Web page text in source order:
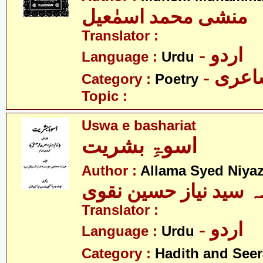
منشی محمد اسمٰعیل
Translator :
Language : Urdu - اردو
Category : Poetry
Topic :
Uswa e bashariat
اسوۃِ بشریت
Author : Allama Syed
سید نیاز حسین نقوی
Translator :
Language : Urdu - اردو
Category : Hadith and